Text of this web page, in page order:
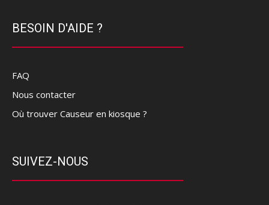
BESOIN D'AIDE ?
FAQ
Nous contacter
Où trouver Causeur en kiosque ?
SUIVEZ-NOUS